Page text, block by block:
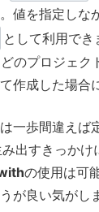
値を指定しな
として利用でき
のプロジェク
作成した場合
一歩間違えば
出すきっか
の使用は可
が良い気がし